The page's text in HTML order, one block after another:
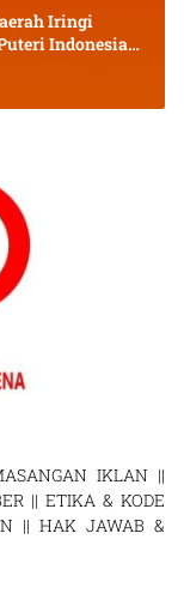
Iringi
Indonesia
IKLAN ||
||ETIKA & KODE
|| HAK JAWAB &